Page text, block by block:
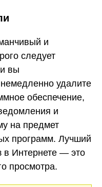
и
следует
вы
удалите
обеспечение,
и
на предмет
программ. Лучший
в Интернете — это
просмотра.